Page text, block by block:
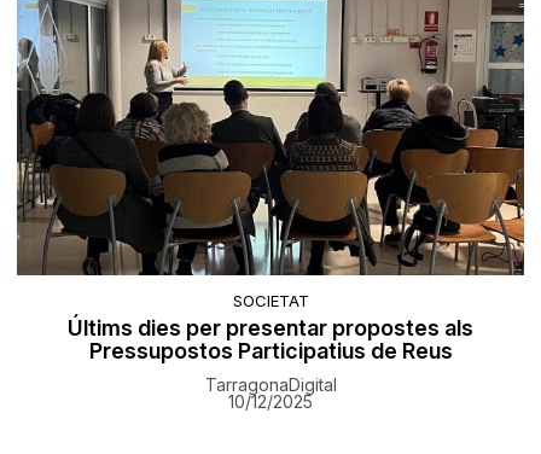
SOCIETAT
Últims dies per presentar propostes als
Pressupostos Participatius de Reus
TarragonaDigital
10/12/2025